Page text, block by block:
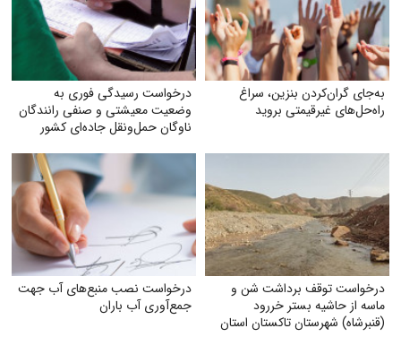
به‌جای گران‌کردن بنزین، سراغ
راه‌حل‌های غیرقیمتی بروید
درخواست رسیدگی فوری به
وضعیت معیشتی و صنفی رانندگان
ناوگان حمل‌ونقل جاده‌ای کشور
درخواست توقف برداشت شن و
ماسه از حاشیه بستر خر‌رود
(قنبرشاه) شهرستان تاکستان استان
درخواست نصب منبع‌های آب جهت
جمع‌آوری آب باران